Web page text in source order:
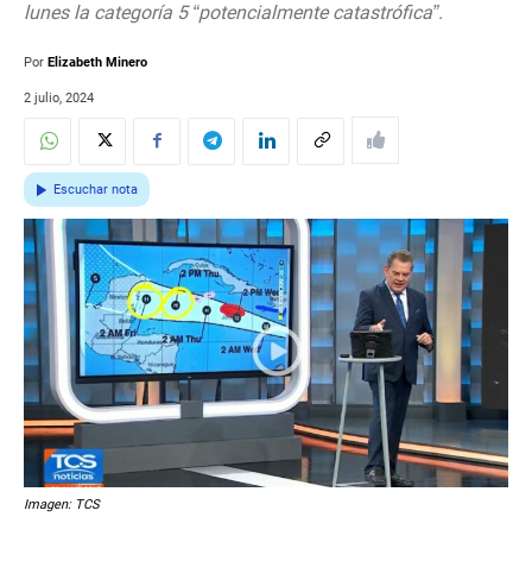
lunes la categoría 5 “potencialmente catastrófica”.
Por Elizabeth Minero
2 julio, 2024
Escuchar nota
Imagen: TCS